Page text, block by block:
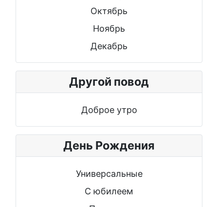
Октябрь
Ноябрь
Декабрь
Другой повод
Доброе утро
День Рождения
Универсальные
С юбилеем